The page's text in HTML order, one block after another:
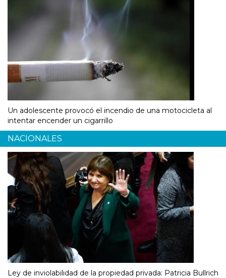
Un adolescente provocó el incendio de una motocicleta al
intentar encender un cigarrillo
NACIONALES
Ley de inviolabilidad de la propiedad privada: Patricia Bullrich